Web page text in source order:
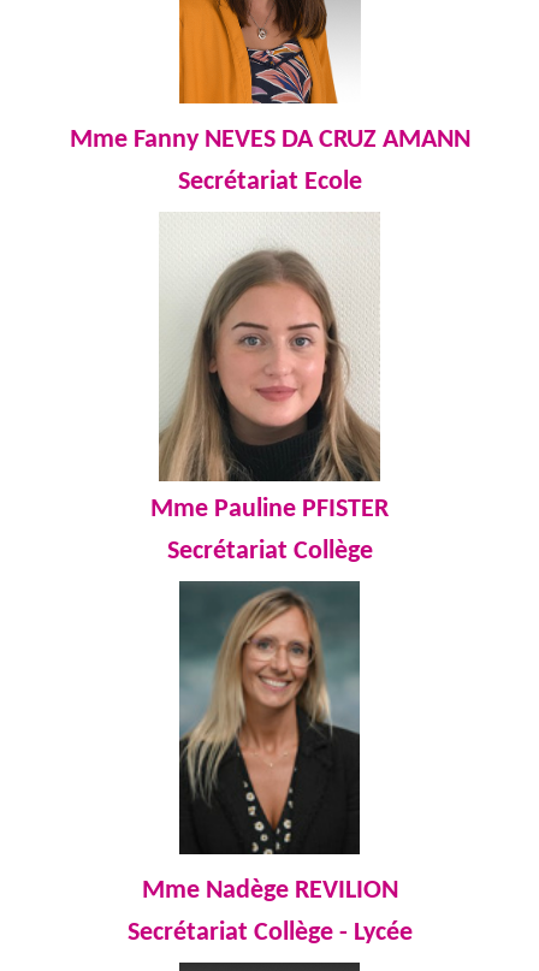
Mme Fanny NEVES DA CRUZ AMANN
Secrétariat Ecole
Mme Pauline PFISTER
Secrétariat Collège
Mme Nadège REVILION
Secrétariat Collège - Lycée